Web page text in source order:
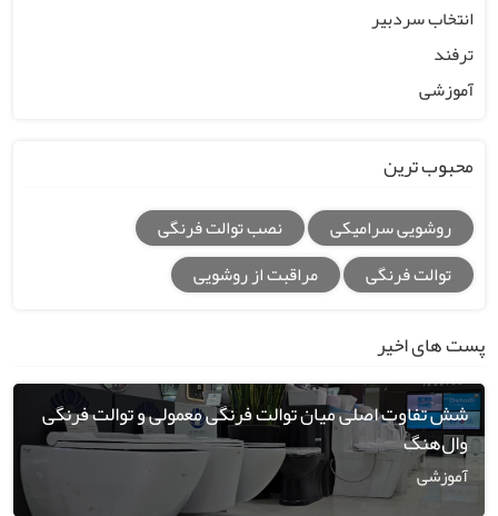
انتخاب سردبیر
ترفند
آموزشی
محبوب ترین
روشویی سرامیکی
نصب توالت فرنگی
توالت فرنگی
مراقبت از روشویی
پست های اخیر
شش تفاوت اصلی میان توالت فرنگی معمولی و توالت فرنگی
وال‌هنگ
آموزشی